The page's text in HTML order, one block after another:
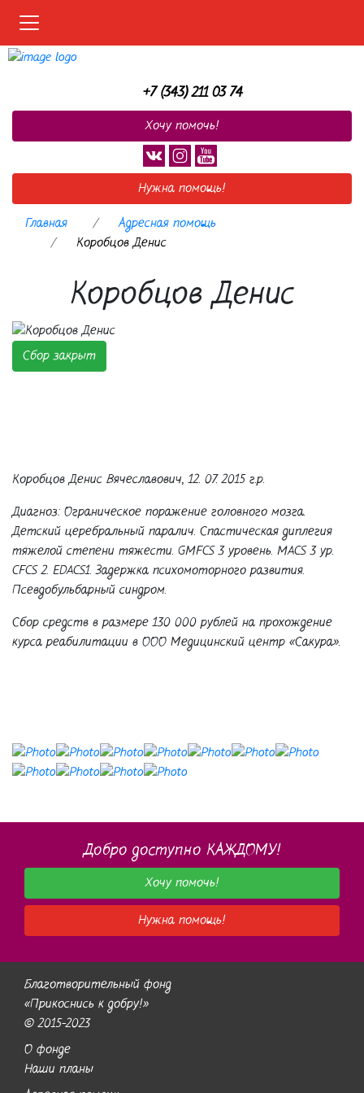
Меню
+7 (343) 211 03 74
Хочу помочь!
Нужна помощь!
Главная
Адресная помощь
Коробцов Денис
Коробцов Денис
Сбор закрыт
Коробцов Денис Вячеславович, 12. 07. 2015 г.р.
Диагноз: Ограническое поражение головного мозга.
Детский церебральный паралич. Спастическая диплегия
тяжелой степени тяжести. GMFCS 3 уровень. MACS 3 ур.
CFCS 2. EDACS1. Задержка психомоторного развития.
Псевдобульбарный синдром.
Сбор средств в размере 130 000 рублей на прохождение
курса реабилитации в ООО Медицинский центр «Сакура».
Добро доступно КАЖДОМУ!
Хочу помочь!
Нужна помощь!
Благотворительный фонд
«Прикоснись к добру!»
© 2015-2023
О фонде
Наши планы